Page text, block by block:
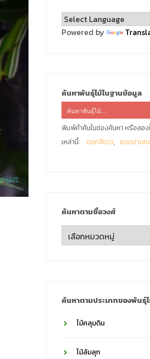
Powered by
ค้นหาพันธุ์ไม้ในฐานข้อมูล
พิมพ์คำค้นในช่องค้นหา หรือลอง
เหล่านี้:
ดอกสีขาว แดดปานก
ค้นหาตามชื่อวงศ์
ค้นหา
ตาม
ค้นหาตามประเภทของพันธุ์
ไม้คลุมดิน
ไม้ล้มลุก